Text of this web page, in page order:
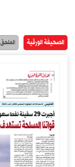
الصحيفة الورقية الملحق